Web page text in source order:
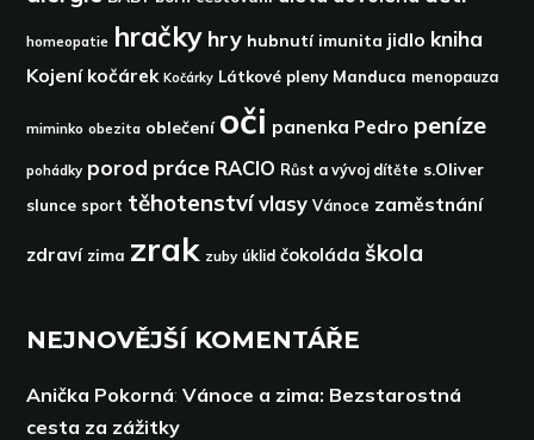
homeopatie hračky hry hubnutí imunita jidlo kniha
Kojení kočárek Kočárky Látkové pleny Manduca menopauza
miminko obezita oblečení oči panenka Pedro peníze
pohádky porod práce RACIO Růst a vývoj dítěte s.Oliver
slunce sport těhotenství vlasy Vánoce zaměstnání
zdraví zima zrak zuby úklid čokoláda škola
NEJNOVĚJŠÍ KOMENTÁŘE
Anička Pokorná:Vánoce a zima: Bezstarostná
cesta za zážitky